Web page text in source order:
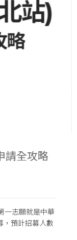
請全攻略
一志願就是中華
，預計招募人數